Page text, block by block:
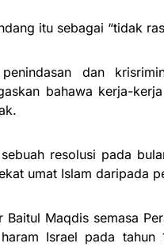
itu sebagai “tidak
dan
bahawa kerja-
resolusi pada
umat Islam daripada
Maqdis semasa
Israel pada